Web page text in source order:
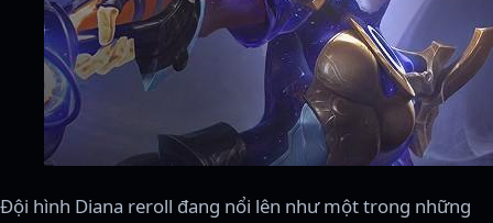
Đội hình Diana reroll đang nổi lên như một trong những